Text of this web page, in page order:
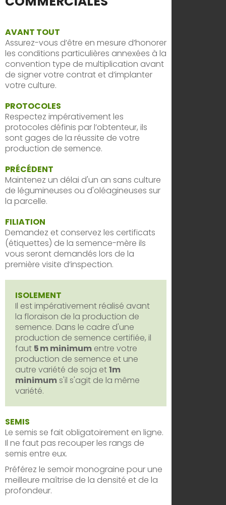
AVANT TOUT
Assurez-vous d’être en mesure d’honorer
les conditions particulières annexées à la
convention type de multiplication avant
de signer votre contrat et d’implanter
votre culture.
PROTOCOLES
Respectez impérativement les
protocoles définis par l’obtenteur, ils
sont gages de la réussite de votre
production de semence.
PRÉCÉDENT
Maintenez un délai d'un an sans culture
de légumineuses ou d'oléagineuses sur
la parcelle.
FILIATION
Demandez et conservez les certificats
(étiquettes) de la semence-mère ils
vous seront demandés lors de la
première visite d’inspection.
ISOLEMENT
Il est impérativement réalisé avant
la floraison de la production de
semence. Dans le cadre d'une
production de semence certifiée, il
faut 5 m minimum entre votre
production de semence et une
autre variété de soja et1m
minimum s'il s'agit de la même
variété.
SEMIS
Le semis se fait obligatoirement en ligne.
Il ne faut pas recouper les rangs de
semis entre eux.
Préférez le semoir monograine pour une
meilleure maîtrise de la densité et de la
profondeur.